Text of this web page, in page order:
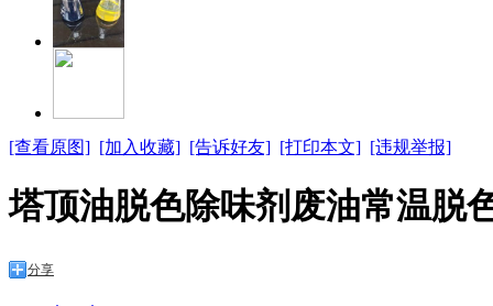
[查看原图] [加入收藏] [告诉好友] [打印本文] [违规举报]
塔顶油脱色除味剂废油常温脱
分享